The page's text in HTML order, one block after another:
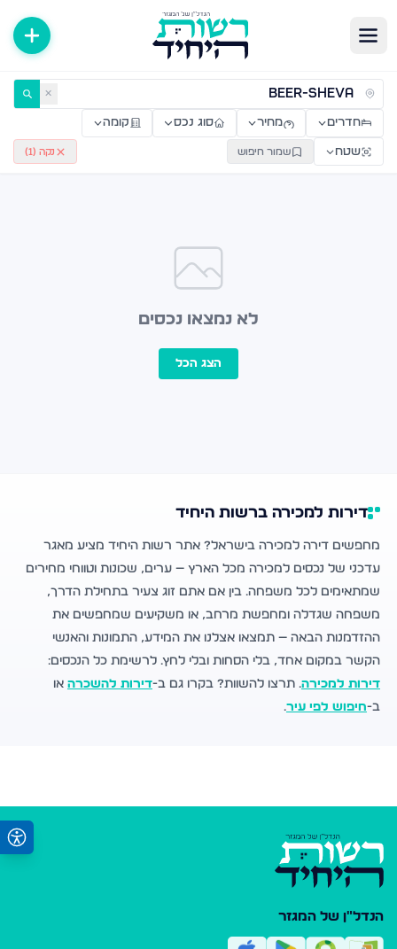
דירות למכירה ולהשכרה — רשות היחיד ✕
חדרים מחיר סוג נכס קומה
שטח שמור חיפוש נקה ( 1
)
לא נמצאו נכסים
הצג הכל
דירות למכירה ברשות היחיד
מחפשים דירה למכירה בישראל? אתר רשות היחיד מציע מאגר
עדכני של נכסים למכירה מכל הארץ — ערים, שכונות וטווחי מחירים
שמתאימים לכל משפחה. בין אם אתם זוג צעיר בתחילת הדרך,
משפחה שגדלה ומחפשת מרחב, או משקיעים שמחפשים את
ההזדמנות הבאה — תמצאו אצלנו את המידע, התמונות והאנשי
הקשר במקום אחד, בלי הסחות ובלי לחץ. לרשימת כל הנכסים:
דירות למכירה. תרצו להשוות? בקרו גם ב-דירות להשכרה או
ב-חיפוש לפי עיר.
הנדל"ן של המגזר